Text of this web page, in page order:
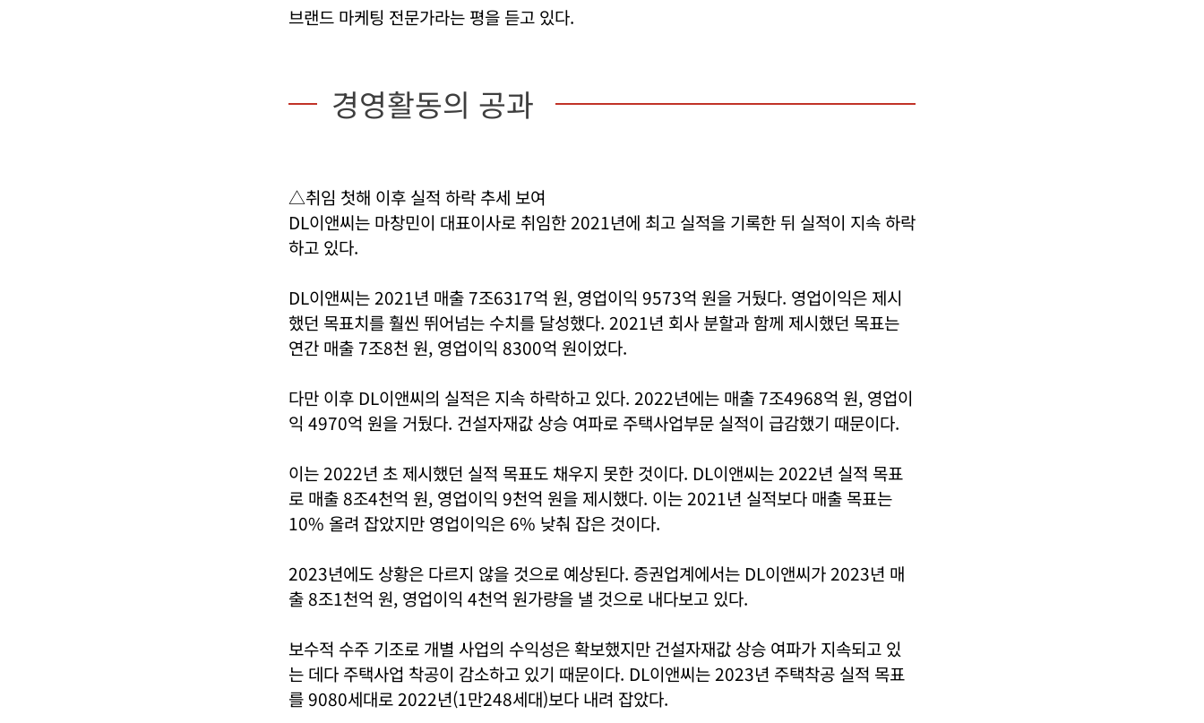
브랜드 마케팅 전문가라는 평을 듣고 있다.
경영활동의 공과
△취임 첫해 이후 실적 하락 추세 보여
DL이앤씨는 마창민이 대표이사로 취임한 2021년에 최고 실적을 기록한 뒤 실적이 지속 하락
하고 있다.
DL이앤씨는 2021년 매출 7조6317억 원, 영업이익 9573억 원을 거뒀다. 영업이익은 제시
했던 목표치를 훨씬 뛰어넘는 수치를 달성했다. 2021년 회사 분할과 함께 제시했던 목표는
연간 매출 7조8천 원, 영업이익 8300억 원이었다.
다만 이후 DL이앤씨의 실적은 지속 하락하고 있다. 2022년에는 매출 7조4968억 원, 영업이
익 4970억 원을 거뒀다. 건설자재값 상승 여파로 주택사업부문 실적이 급감했기 때문이다.
이는 2022년 초 제시했던 실적 목표도 채우지 못한 것이다. DL이앤씨는 2022년 실적 목표
로 매출 8조4천억 원, 영업이익 9천억 원을 제시했다. 이는 2021년 실적보다 매출 목표는
10% 올려 잡았지만 영업이익은 6% 낮춰 잡은 것이다.
2023년에도 상황은 다르지 않을 것으로 예상된다. 증권업계에서는 DL이앤씨가 2023년 매
출 8조1천억 원, 영업이익 4천억 원가량을 낼 것으로 내다보고 있다.
보수적 수주 기조로 개별 사업의 수익성은 확보했지만 건설자재값 상승 여파가 지속되고 있
는 데다 주택사업 착공이 감소하고 있기 때문이다. DL이앤씨는 2023년 주택착공 실적 목표
를 9080세대로 2022년(1만248세대)보다 내려 잡았다.